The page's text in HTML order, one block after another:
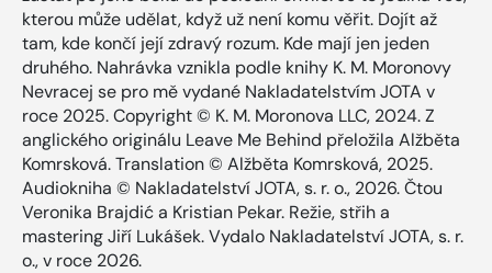
kterou může udělat, když už není komu věřit. Dojít až
tam, kde končí její zdravý rozum. Kde mají jen jeden
druhého. Nahrávka vznikla podle knihy K. M. Moronovy
Nevracej se pro mě vydané Nakladatelstvím JOTA v
roce 2025. Copyright © K. M. Moronova LLC, 2024. Z
anglického originálu Leave Me Behind přeložila Alžběta
Komrsková. Translation © Alžběta Komrsková, 2025.
Audiokniha © Nakladatelství JOTA, s. r. o., 2026. Čtou
Veronika Brajdić a Kristian Pekar. Režie, střih a
mastering Jiří Lukášek. Vydalo Nakladatelství JOTA, s. r.
o., v roce 2026.